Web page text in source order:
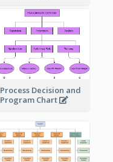
Process Decision and
Program Chart